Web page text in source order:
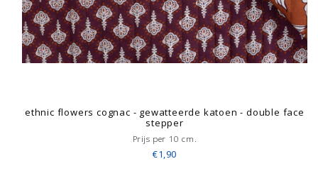
ethnic flowers cognac - gewatteerde katoen - double face
stepper
Prijs per 10 cm.
€1,90